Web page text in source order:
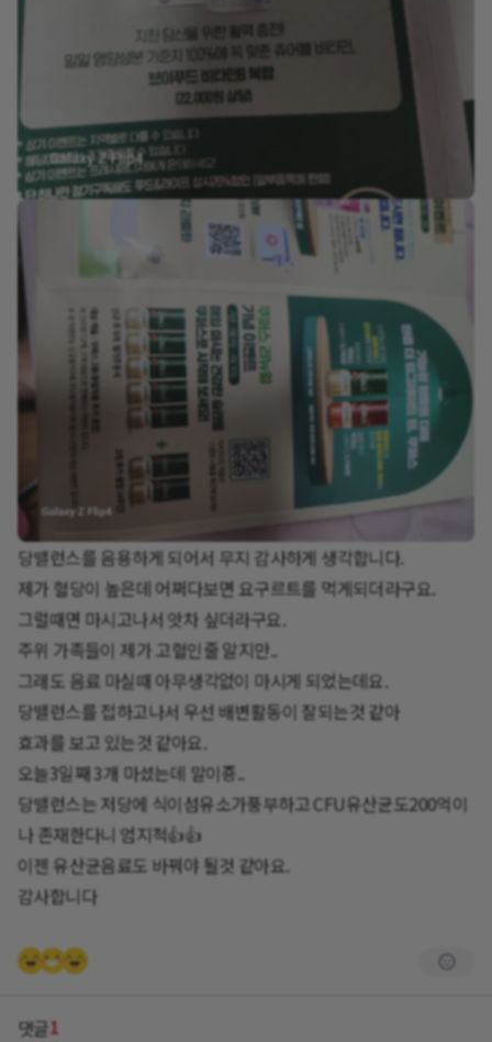
당밸런스를 음용하게 되어서 무지 감사하게 생각합니다.
제가 혈당이 높은데 어쩌다보면 요구르트를 먹게되더라구요.
그럴때면 마시고나서 앗차 싶더라구요.
주위 가족들이 제가 고혈인줄 알지만..
그래도 음료 마실때 아무생각없이 마시게 되었는데요.
당밸런스를 접하고나서 우선 배변활동이 잘되는것 같아
효과를 보고 있는것 같아요.
오늘3일째 3개 마셨는데 말이죵..
당밸런스는 저당에 식이섬유소가풍부하고 CFU유산균도200억이
나 존재한다니 엄지척👍👍
이젠 유산균음료도 바꿔야 될것 같아요.
감사합니다
댓글1